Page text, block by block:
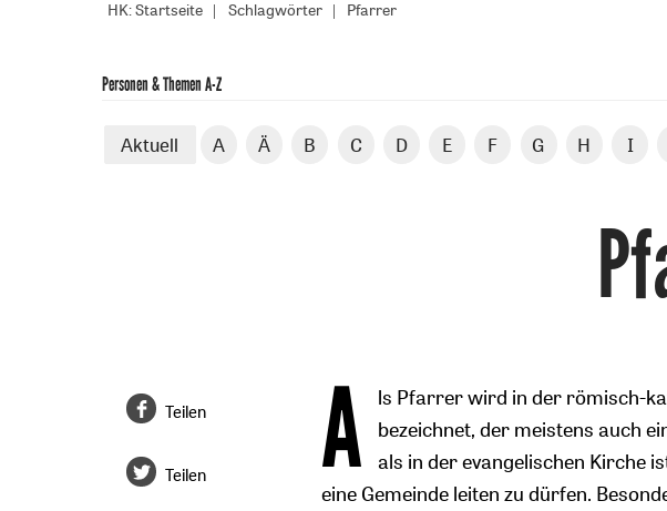
HK: Startseite Schlagwörter Pfarrer
Personen & Themen A-Z
Aktuell A Ä B C D E F G H I
A ls Pfarrer wird in der römisch-
bezeichnet, der meistens auch
als in der evangelischen Kirche
eine Gemeinde leiten zu dürfen.
Teilen
Teilen